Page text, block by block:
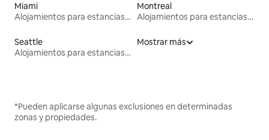
Miami
Alojamientos para estancias largas
Montreal
Alojamientos para estancias largas
Seattle
Alojamientos para estancias largas
Mostrar más
*Pueden aplicarse algunas exclusiones en determinadas
zonas y propiedades.